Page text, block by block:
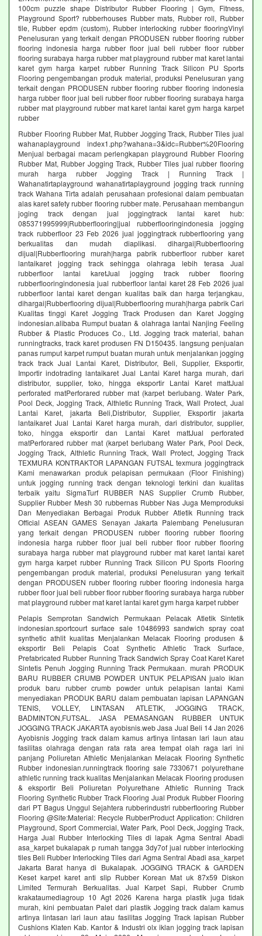
100cm puzzle shape Distributor Rubber Flooring | Gym, Fitness,
Playground Sport? rubberhouses Rubber mats, Rubber roll, Rubber
tile, Rubber epdm (custom), Rubber interlocking rubber flooringVinyl
Penelusuran yang terkait dengan PRODUSEN rubber flooring rubber
flooring indonesia harga rubber floor jual beli rubber floor rubber
flooring surabaya harga rubber mat playground rubber mat karet lantai
karet gym harga karpet rubber Running Track Silicon PU Sports
Flooring pengembangan produk material, produksi Penelusuran yang
terkait dengan PRODUSEN rubber flooring rubber flooring indonesia
harga rubber floor jual beli rubber floor rubber flooring surabaya harga
rubber mat playground rubber mat karet lantai karet gym harga karpet
rubber
Rubber Flooring Rubber Mat, Rubber Jogging Track, Rubber Tiles jual
wahanaplayground index1.php?wahana=3&idc=Rubber%20Flooring
Menjual berbagai macam perlengkapan playground Rubber Flooring
Rubber Mat, Rubber Jogging Track, Rubber Tiles jual rubber flooring
murah harga rubber Jogging Track | Running Track |
Wahanatirtaplayground wahanatirtaplayground jogging track running
track Wahana Tirta adalah perusahaan profesional dalam pembuatan
alas karet safety rubber flooring rubber mate. Perusahaan membangun
joging track dengan jual joggingtrack lantai karet hub:
085371995999|Rubberflooring|jual rubberflooringindonesia jogging
track rubberfloor 23 Feb 2026 jual joggingtrack rubberflooring yang
berkualitas dan mudah diaplikasi. dihargai|Rubberflooring
dijual|Rubberflooring murah|harga pabrik rubberfloor rubber karet
lantaikaret jogging track sehingga olahraga lebih terasa Jual
rubberfloor lantai karetJual jogging track rubber flooring
rubberflooringindonesia jual rubberfloor lantai karet 28 Feb 2026 jual
rubberfloor lantai karet dengan kualitas baik dan harga terjangkau,
dihargai|Rubberflooring dijual|Rubberflooring murah|harga pabrik Cari
Kualitas tinggi Karet Jogging Track Produsen dan Karet Jogging
indonesian.alibaba Rumput buatan & olahraga lantai Nanjing Feeling
Rubber & Plastic Produces Co., Ltd. Jogging track material, bahan
runningtracks, track karet produsen FN D150435. langsung penjualan
panas rumput karpet rumput buatan murah untuk menjalankan jogging
track track Jual Lantai Karet, Distributor, Beli, Supplier, Eksportir,
Importir indotrading lantaikaret Jual Lantai Karet harga murah, dari
distributor, supplier, toko, hingga eksportir Lantai Karet mattJual
perforated matPerforared rubber mat (karpet berlubang. Water Park,
Pool Deck, Jogging Track, Althletic Running Track, Wall Protect, Jual
Lantai Karet, jakarta Beli,Distributor, Supplier, Eksportir jakarta
lantaikaret Jual Lantai Karet harga murah, dari distributor, supplier,
toko, hingga eksportir dan Lantai Karet mattJual perforated
matPerforared rubber mat (karpet berlubang Water Park, Pool Deck,
Jogging Track, Althletic Running Track, Wall Protect, Jogging Track
TEXMURA KONTRAKTOR LAPANGAN FUTSAL texmura joggingtrack
Kami menawarkan produk pelapisan permukaan (Floor Finishing)
untuk jogging running track dengan teknologi terkini dan kualitas
terbaik yaitu SigmaTurf RUBBER NAS Supplier Crumb Rubber,
Supplier Rubber Mesh 30 rubbernas Rubber Nas Juga Memproduksi
Dan Menyediakan Berbagai Produk Rubber Atletik Running track
Official ASEAN GAMES Senayan Jakarta Palembang Penelusuran
yang terkait dengan PRODUSEN rubber flooring rubber flooring
indonesia harga rubber floor jual beli rubber floor rubber flooring
surabaya harga rubber mat playground rubber mat karet lantai karet
gym harga karpet rubber Running Track Silicon PU Sports Flooring
pengembangan produk material, produksi Penelusuran yang terkait
dengan PRODUSEN rubber flooring rubber flooring indonesia harga
rubber floor jual beli rubber floor rubber flooring surabaya harga rubber
mat playground rubber mat karet lantai karet gym harga karpet rubber
Pelapis Semprotan Sandwich Permukaan Pelacak Atletik Sintetik
indonesian.sportcourt surface sale 10486993 sandwich spray coat
synthetic athlit kualitas Menjalankan Melacak Flooring produsen &
eksportir Beli Pelapis Coat Synthetic Athletic Track Surface,
Prefabricated Rubber Running Track Sandwich Spray Coat Karet Karet
Sintetis Penuh Jogging Running Track Permukaan. murah PRODUK
BARU RUBBER CRUMB POWDER UNTUK PELAPISAN jualo iklan
produk baru rubber crumb powder untuk pelapisan lantai Kami
menyediakan PRODUK BARU dalam pembuatan lapisan LAPANGAN
TENIS, VOLLEY, LINTASAN ATLETIK, JOGGING TRACK,
BADMINTON,FUTSAL. JASA PEMASANGAN RUBBER UNTUK
JOGGING TRACK JAKARTA ayobisnis.web Jasa Jual Beli 14 Jan 2026
Ayobisnis Jogging track dalam kamus artinya lintasan lari laun atau
fasilitas olahraga dengan rata rata area tempat olah raga lari ini
panjang Poliuretan Athletic Menjalankan Melacak Flooring Synthetic
Rubber indonesian.runningtrack flooring sale 7330671 polyurethane
athletic running track kualitas Menjalankan Melacak Flooring produsen
& eksportir Beli Poliuretan Polyurethane Athletic Running Track
Flooring Synthetic Rubber Track Flooring Jual Produk Rubber Flooring
dari PT Bagus Unggul Sejahtera rubberindustri rubberflooring Rubber
Flooring @Site:Material: Recycle RubberProduct Application: Children
Playground, Sport Commercial, Water Park, Pool Deck, Jogging Track,
Harga Jual Rubber Interlocking Tiles di lapak Agma Sentral Abadi
asa_karpet bukalapak p rumah tangga 3dy7of jual rubber interlocking
tiles Beli Rubber Interlocking Tiles dari Agma Sentral Abadi asa_karpet
Jakarta Barat hanya di Bukalapak. JOGGING TRACK & GARDEN
Keset karpet karet anti slip Rubber Korean Mat uk 87x59 Diskon
Limited Termurah Berkualitas. Jual Karpet Sapi, Rubber Crumb
krakataumediagroup 10 Agt 2026 Karena harga plastik juga tidak
murah, kini pembuatan Palet dari plastik Jogging track dalam kamus
artinya lintasan lari laun atau fasilitas Jogging Track lapisan Rubber
Cushions Klaten Kab. Kantor & Industri olx iklan jogging track lapisan